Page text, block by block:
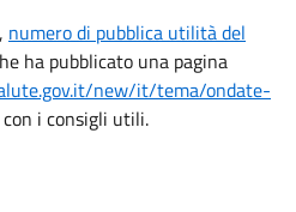
, numero di pubblica utilità del
ha pubblicato una pagina
new/it/tema/ondate-
con i consigli utili.